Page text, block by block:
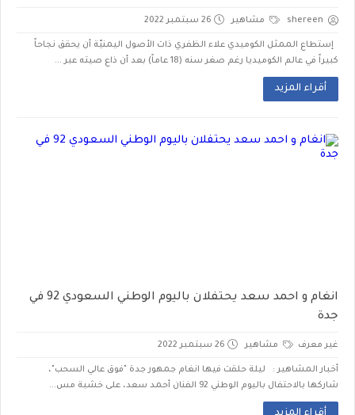
shereen مشاهير 26 سبتمبر 2022
إستطاع الممثل الكوميدي علاء الظفري ذات الأصول اليمنيّة أن يحقق نجاحاً
كبيراً في عالم الكوميديا رغم صغر سنه (18 عاماً) بعد أن ذاع صيته عبر ...
أقراء المزيد
انغام و احمد سعد يحتفلان باليوم الوطني السعودي 92 في
جدة
غير معرف مشاهير 26 سبتمبر 2022
أخبار المشاهير : ليلة حلقت فيها انغام جمهور جدة "فوق عالي السحب"،
شاركها بالاحتفال باليوم الوطني 92 الفنان أحمد سعد، على خشبة مس...